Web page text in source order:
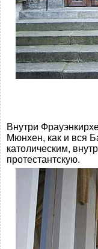
Внутри
Мюнхен, как и вся
католическим,
протестантскую.